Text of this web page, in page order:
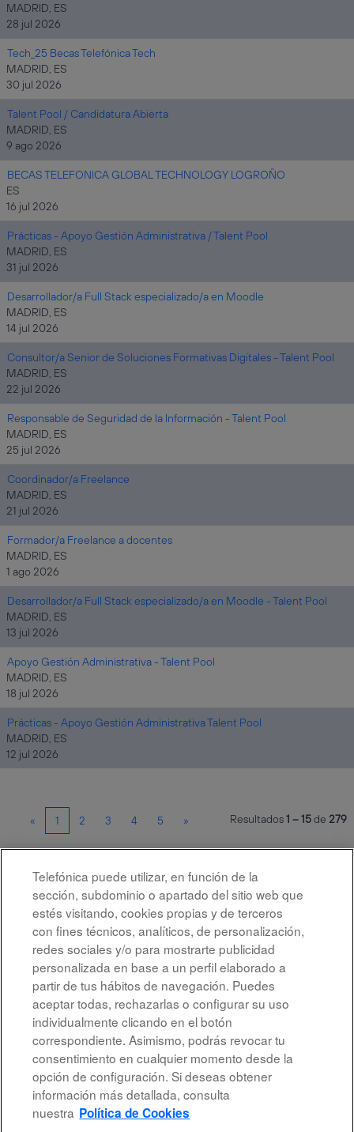
MADRID, ES
28 jul 2026
Tech_25 Becas Telefónica Tech
MADRID, ES
30 jul 2026
Talent Pool / Candidatura Abierta
MADRID, ES
9 ago 2026
BECAS TELEFONICA GLOBAL TECHNOLOGY LOGROÑO
ES
16 jul 2026
Prácticas - Apoyo Gestión Administrativa / Talent Pool
MADRID, ES
31 jul 2026
Desarrollador/a Full Stack especializado/a en Moodle
MADRID, ES
14 jul 2026
Consultor/a Senior de Soluciones Formativas Digitales - Talent Pool
MADRID, ES
22 jul 2026
Responsable de Seguridad de la Información - Talent Pool
MADRID, ES
25 jul 2026
Coordinador/a Freelance
MADRID, ES
21 jul 2026
Formador/a Freelance a docentes
MADRID, ES
1 ago 2026
Desarrollador/a Full Stack especializado/a en Moodle - Talent Pool
MADRID, ES
13 jul 2026
Apoyo Gestión Administrativa - Talent Pool
MADRID, ES
18 jul 2026
Prácticas - Apoyo Gestión Administrativa Talent Pool
MADRID, ES
12 jul 2026
Resultados1 – 15de 279
« 1 2 3 4 5 »
Seleccione la frecuencia (en días) para recibir una alerta:
Crear alerta
Aviso legal
Accesibilidad
Protección de datos
Telefónica puede utilizar, en función de la
sección, subdominio o apartado del sitio web que
estés visitando, cookies propias y de terceros
con fines técnicos, analíticos, de personalización,
redes sociales y/o para mostrarte publicidad
personalizada en base a un perfil elaborado a
partir de tus hábitos de navegación. Puedes
aceptar todas, rechazarlas o configurar su uso
individualmente clicando en el botón
correspondiente. Asimismo, podrás revocar tu
consentimiento en cualquier momento desde la
opción de configuración. Si deseas obtener
información más detallada, consulta
nuestra Política de Cookies